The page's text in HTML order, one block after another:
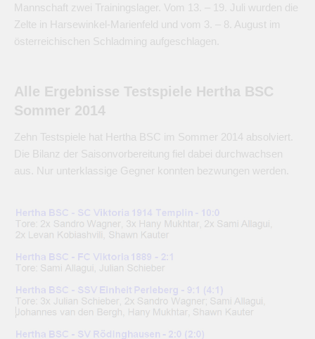
Mannschaft zwei Trainingslager. Vom 13. – 19. Juli wurden die
Zelte in Harsewinkel-Marienfeld und vom 3. – 8. August im
österreichischen Schladming aufgeschlagen.
Alle Ergebnisse Testspiele Hertha BSC
Sommer 2014
Zehn Testspiele hat Hertha BSC im Sommer 2014 absolviert.
Die Bilanz der Saisonvorbereitung fiel dabei durchwachsen
aus. Nur unterklassige Gegner konnten bezwungen werden.